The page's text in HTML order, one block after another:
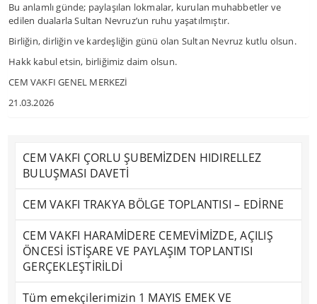
Bu anlamlı günde; paylaşılan lokmalar, kurulan muhabbetler ve
edilen dualarla Sultan Nevruz’un ruhu yaşatılmıştır.
Birliğin, dirliğin ve kardeşliğin günü olan Sultan Nevruz kutlu olsun.
Hakk kabul etsin, birliğimiz daim olsun.
CEM VAKFI GENEL MERKEZİ
21.03.2026
CEM VAKFI ÇORLU ŞUBEMİZDEN HIDIRELLEZ
BULUŞMASI DAVETİ
CEM VAKFI TRAKYA BÖLGE TOPLANTISI – EDİRNE
CEM VAKFI HARAMİDERE CEMEVİMİZDE, AÇILIŞ
ÖNCESİ İSTİŞARE VE PAYLAŞIM TOPLANTISI
GERÇEKLEŞTİRİLDİ
Tüm emekçilerimizin 1 MAYIS EMEK VE